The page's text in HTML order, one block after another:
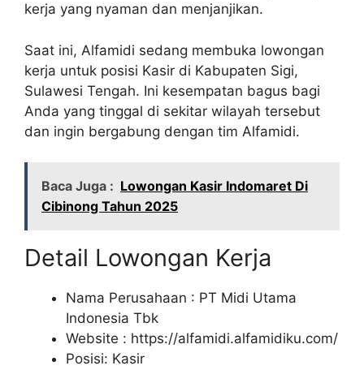
kerja yang nyaman dan menjanjikan.
Saat ini, Alfamidi sedang membuka lowongan
kerja untuk posisi Kasir di Kabupaten Sigi,
Sulawesi Tengah. Ini kesempatan bagus bagi
Anda yang tinggal di sekitar wilayah tersebut
dan ingin bergabung dengan tim Alfamidi.
Baca Juga : Lowongan Kasir Indomaret Di
Cibinong Tahun 2025
Detail Lowongan Kerja
Nama Perusahaan : PT Midi Utama
Indonesia Tbk
Website : https://alfamidi.alfamidiku.com/
Posisi: Kasir